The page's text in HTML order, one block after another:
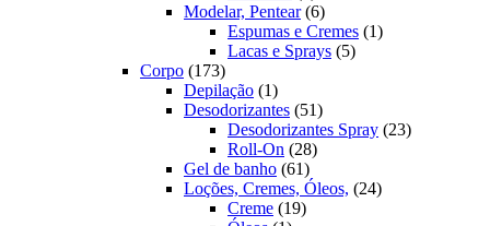
produtos
Modelar, Pentear 66
produtos
Espumas e Cremes 11
Lacas e Sprays 55
Corpo 173173
produtos
Depilação 11
produto
Desodorizantes 5151
produtos
Desodorizantes Spray 2323
Roll-On 2828
Gel de banho 6161
produtos
Loções, Cremes, Óleos, 2424
Creme 1919